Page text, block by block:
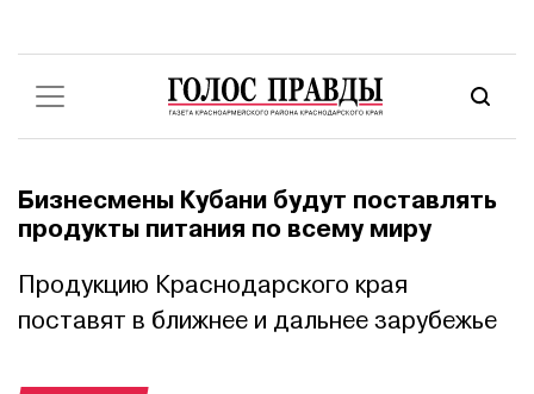
Бизнесмены Кубани будут поставлять
продукты питания по всему миру
Продукцию Краснодарского края
поставят в ближнее и дальнее зарубежье